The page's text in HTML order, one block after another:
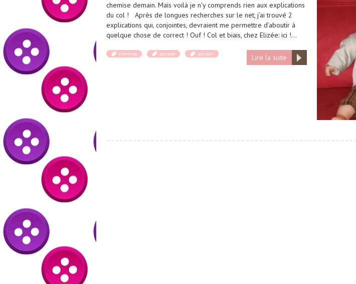
chemise demain. Mais voilà je n’y comprends rien aux explications
du col ! Après de longues recherches sur le net, j’ai trouvé 2
explications qui, conjointes, devraient me permettre d’aboutir à
quelque chose de correct ! Ouf ! Col et biais, chez Elizée: ici !…
Lire la suite
chemise poupée poupon